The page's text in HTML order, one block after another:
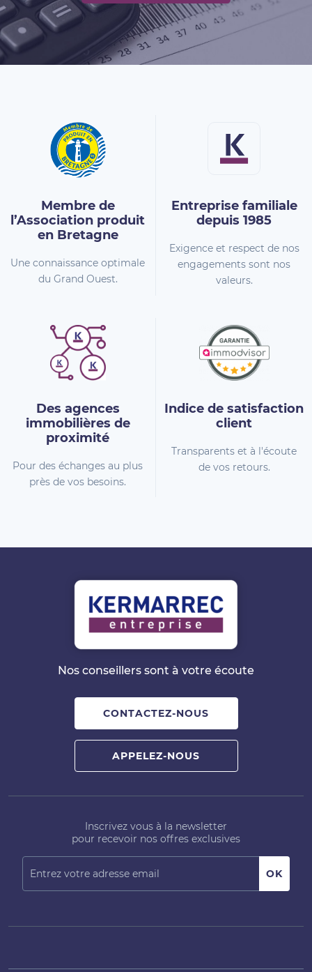
Membre de
l’Association produit
en Bretagne
Une connaissance optimale
du Grand Ouest.
Entreprise familiale
depuis 1985
Exigence et respect de nos
engagements sont nos
valeurs.
Des agences
immobilières de
proximité
Pour des échanges au plus
près de vos besoins.
Indice de satisfaction
client
Transparents et à l'écoute
de vos retours.
Nos conseillers sont à votre écoute
CONTACTEZ-NOUS
APPELEZ-NOUS
Inscrivez vous à la newsletter
pour recevoir nos offres exclusives